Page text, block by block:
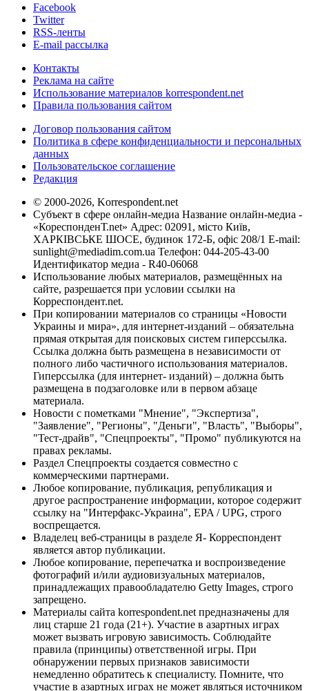
Facebook
Twitter
RSS-ленты
E-mail рассылка
Контакты
Реклама на сайте
Использование материалов korrespondent.net
Правила пользования сайтом
Договор пользования сайтом
Политика в сфере конфиденциальности и персональных
данных
Пользовательское соглашение
Редакция
© 2000-2026, Korrespondent.net
Субъект в сфере онлайн-медиа Название онлайн-медиа -
«КореспонденТ.net» Адрес: 02091, місто Київ,
ХАРКІВСЬКЕ ШОСЕ, будинок 172-Б, офіс 208/1 E-mail:
sunlight@mediadim.com.ua Телефон: 044-205-43-00
Идентификатор медиа - R40-06068
Использование любых материалов, размещённых на
сайте, разрешается при условии ссылки на
Корреспондент.net.
При копировании материалов со страницы «Новости
Украины и мира», для интернет-изданий – обязательна
прямая открытая для поисковых систем гиперссылка.
Ссылка должна быть размещена в независимости от
полного либо частичного использования материалов.
Гиперссылка (для интернет- изданий) – должна быть
размещена в подзаголовке или в первом абзаце
материала.
Новости с пометками "Мнение", "Экспертиза",
"Заявление", "Регионы", "Деньги", "Власть", "Выборы",
"Тест-драйв", "Спецпроекты", "Промо" публикуются на
правах рекламы.
Раздел Спецпроекты создается совместно с
коммерческими партнерами.
Любое копирование, публикация, републикация и
другое распространение информации, которое содержит
ссылку на "Интерфакс-Украина", EPA / UPG, строго
воспрещается.
Владелец веб-страницы в разделе Я- Корреспондент
является автор публикации.
Любое копирование, перепечатка и воспроизведение
фотографий и/или аудиовизуальных материалов,
принадлежащих правообладателю Getty Images, строго
запрещено.
Материалы сайта korrespondent.net предназначены для
лиц старше 21 года (21+). Участие в азартных играх
может вызвать игровую зависимость. Соблюдайте
правила (принципы) ответственной игры. При
обнаружении первых признаков зависимости
немедленно обратитесь к специалисту. Помните, что
участие в азартных играх не может являться источником